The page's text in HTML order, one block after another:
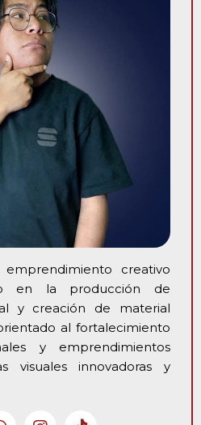
creativo
en la producción de
y creación de material
al fortalecimiento
y emprendimientos
visuales innovadoras y